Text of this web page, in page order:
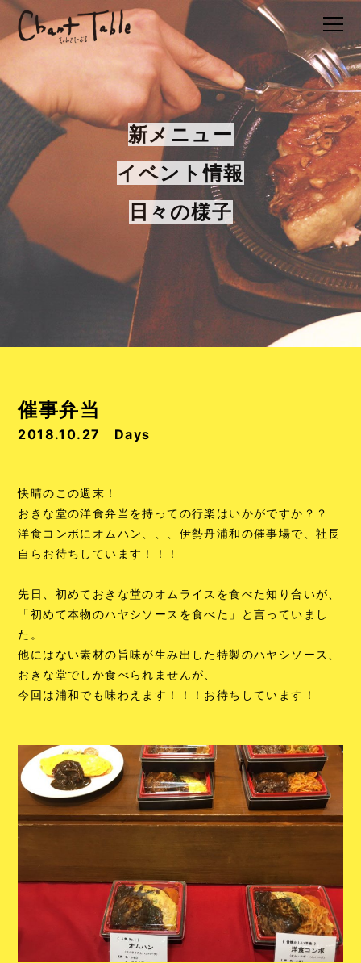
新メニュー
イベント情報
日々の様子
催事弁当
2018.10.27 Days
快晴のこの週末！
おきな堂の洋食弁当を持っての行楽はいかがですか？？
洋食コンボにオムハン、、、伊勢丹浦和の催事場で、社長
自らお待ちしています！！！
先日、初めておきな堂のオムライスを食べた知り合いが、
「初めて本物のハヤシソースを食べた」と言っていまし
た。
他にはない素材の旨味が生み出した特製のハヤシソース、
おきな堂でしか食べられませんが、
今回は浦和でも味わえます！！！お待ちしています！